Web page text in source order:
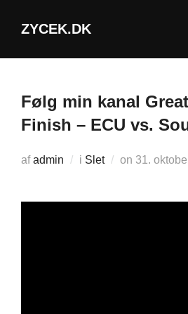
ZYCEK.DK
Følg min kanal
Finish – ECU vs.
afadmin i Slet on Udgivet
31.